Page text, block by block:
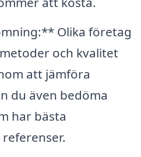
Olika företag
och kvalitet
att jämföra
du även bedöma
har bästa